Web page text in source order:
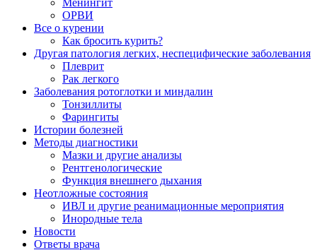
Менингит
ОРВИ
Все о курении
Как бросить курить?
Другая патология легких, неспецифические заболевания
Плеврит
Рак легкого
Заболевания ротоглотки и миндалин
Тонзиллиты
Фарингиты
Истории болезней
Методы диагностики
Мазки и другие анализы
Рентгенологические
Функция внешнего дыхания
Неотложные состояния
ИВЛ и другие реанимационные мероприятия
Инородные тела
Новости
Ответы врача